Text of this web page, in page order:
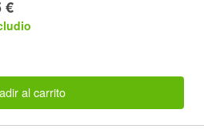
€
al carrito